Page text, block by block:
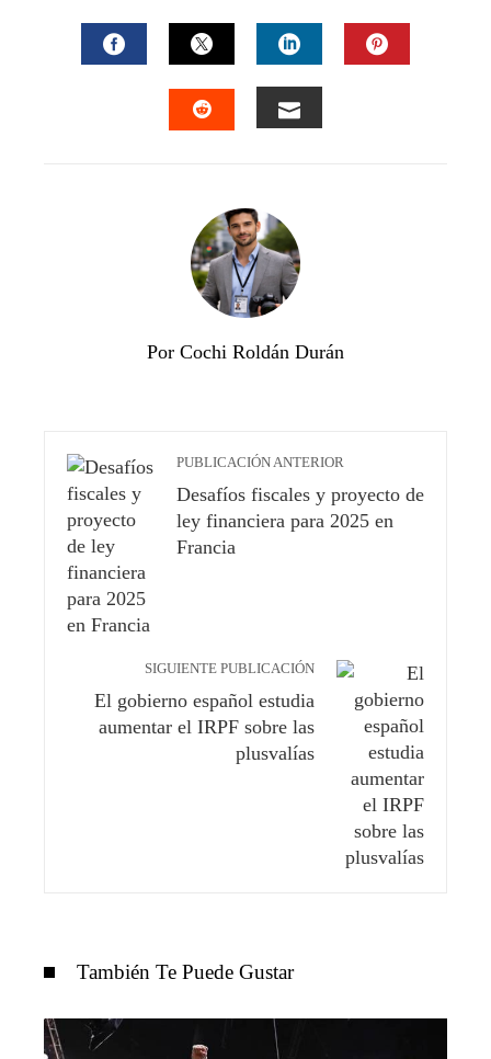
FACEBOOKTWITTERLINKEDIN
Por Cochi Roldán Durán
PUBLICACIÓN ANTERIOR
Desafíos fiscales y proyecto de
ley financiera para 2025 en
Francia
SIGUIENTE PUBLICACIÓN
El gobierno español estudia
aumentar el IRPF sobre las
plusvalías
También Te Puede Gustar